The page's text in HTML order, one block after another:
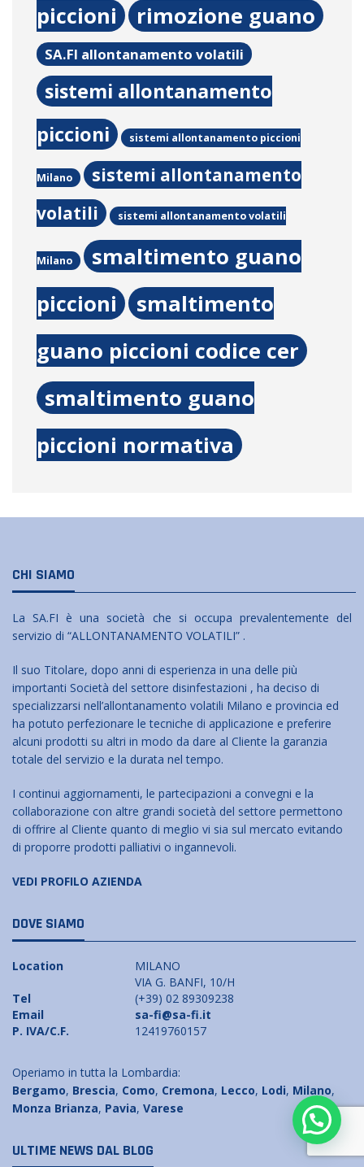
piccioni
rimozione guano
SA.FI allontanamento volatili
sistemi allontanamento
piccioni
sistemi allontanamento piccioni
Milano
sistemi allontanamento
volatili
sistemi allontanamento volatili
Milano
smaltimento guano
piccioni
smaltimento
guano piccioni codice cer
smaltimento guano
piccioni normativa
CHI SIAMO
La SA.FI è una società che si occupa prevalentemente del
servizio di “ALLONTANAMENTO VOLATILI” .
Il suo Titolare, dopo anni di esperienza in una delle più
importanti Società del settore disinfestazioni , ha deciso di
specializzarsi nell’allontanamento volatili Milano e provincia ed
ha potuto perfezionare le tecniche di applicazione e preferire
alcuni prodotti su altri in modo da dare al Cliente la garanzia
totale del servizio e la durata nel tempo.
I continui aggiornamenti, le partecipazioni a convegni e la
collaborazione con altre grandi società del settore permettono
di offrire al Cliente quanto di meglio vi sia sul mercato evitando
di proporre prodotti palliativi o ingannevoli.
VEDI PROFILO AZIENDA
DOVE SIAMO
Location
MILANO
VIA G. BANFI, 10/H
Tel
(+39) 02 89309238
Email
sa-fi@sa-fi.it
P. IVA/C.F.
12419760157
Operiamo in tutta la Lombardia:
Bergamo, Brescia, Como, Cremona, Lecco, Lodi, Milano,
Monza Brianza, Pavia, Varese
ULTIME NEWS DAL BLOG